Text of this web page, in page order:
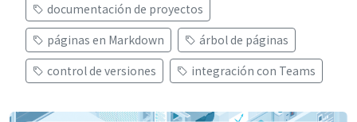
documentación de proyectos
páginas en Markdown
árbol de páginas
control de versiones
integración con Teams